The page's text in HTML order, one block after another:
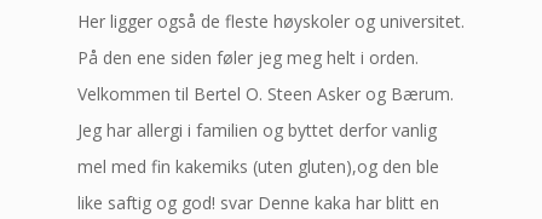
Her ligger også de fleste høyskoler og universitet.
På den ene siden føler jeg meg helt i orden.
Velkommen til Bertel O. Steen Asker og Bærum.
Jeg har allergi i familien og byttet derfor vanlig
mel med fin kakemiks (uten gluten),og den ble
like saftig og god! svar Denne kaka har blitt en